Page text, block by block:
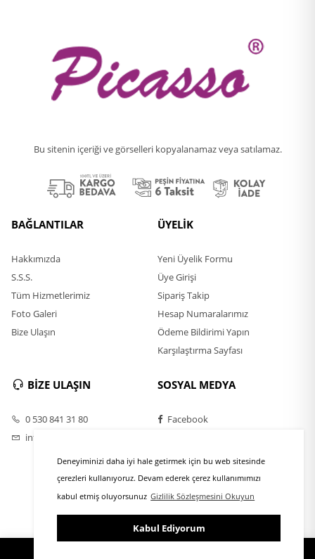
Deneyiminizi daha iyi hale getirmek için bu web sitesinde
çerezleri kullanıyoruz. Devam ederek çerez kullanımımızı
kabul etmiş oluyorsunuz Gizlilik Sözleşmesini Okuyun
Kabul Ediyorum
Bu sitenin içeriği ve görselleri kopyalanamaz veya satılamaz.
BAĞLANTILAR
Hakkımızda
S.S.S.
Tüm Hizmetlerimiz
Foto Galeri
Bize Ulaşın
ÜYELİK
Yeni Üyelik Formu
Üye Girişi
Sipariş Takip
Hesap Numaralarımız
Ödeme Bildirimi Yapın
Karşılaştırma Sayfası
BİZE ULAŞIN
0 530 841 31 80
info@rulofirca.com
SOSYAL MEDYA
Facebook
Instagram
Youtube